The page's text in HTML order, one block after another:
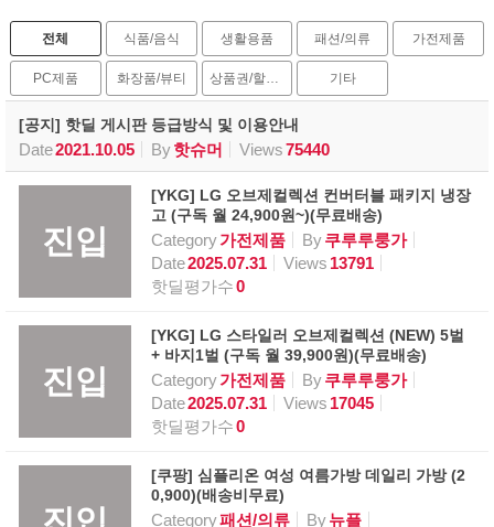
전체 식품/음식 생활용품 패션/의류 가전제품
PC제품 화장품/뷰티 상품권/할인권 기타
[공지] 핫딜 게시판 등급방식 및 이용안내
Date2021.10.05 By핫슈머 Views75440
진입
[YKG] LG 오브제컬렉션 컨버터블 패키지 냉장
고 (구독 월 24,900원~)(무료배송)
Category가전제품 By쿠루루룽가
Date2025.07.31 Views 13791
핫딜평가수0
진입
[YKG] LG 스타일러 오브제컬렉션 (NEW) 5벌
+ 바지1벌 (구독 월 39,900원)(무료배송)
Category가전제품 By쿠루루룽가
Date2025.07.31 Views 17045
핫딜평가수0
[쿠팡] 심플리온 여성 여름가방 데일리 가방 (2
0,900)(배송비무료)
Category패션/의류 By뉴플